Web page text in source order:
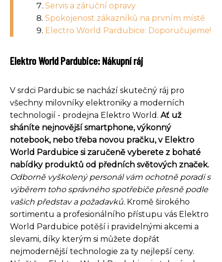
Servis a záruční opravy
Spokojenost zákazníků na prvním místě
Electro World Pardubice: Doporučujeme!
Elektro World Pardubice: Nákupní ráj
V srdci Pardubic se nachází skutečný ráj pro
všechny milovníky elektroniky a moderních
technologií - prodejna Elektro World. Ať už
sháníte nejnovější smartphone, výkonný
notebook, nebo třeba novou pračku, v Elektro
World Pardubice si zaručeně vyberete z bohaté
nabídky produktů od předních světových značek.
Odborně vyškolený personál vám ochotně poradí s
výběrem toho správného spotřebiče přesně podle
vašich představ a požadavků. Kromě širokého
sortimentu a profesionálního přístupu vás Elektro
World Pardubice potěší i pravidelnými akcemi a
slevami, díky kterým si můžete dopřát
nejmodernější technologie za ty nejlepší ceny.